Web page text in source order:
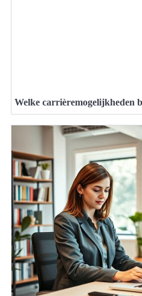
Welke carrièremogelijkheden